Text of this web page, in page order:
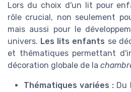
Lors du choix d'un lit pour
rôle crucial, non seulement
mais aussi pour le
univers. Les lits enfants se
et thématiques permettant
décoration globale de la
Thématiques variées : Du